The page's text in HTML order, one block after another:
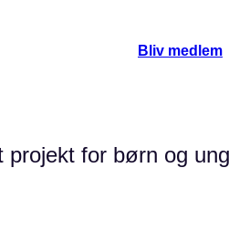
Bliv medlem
for børn og